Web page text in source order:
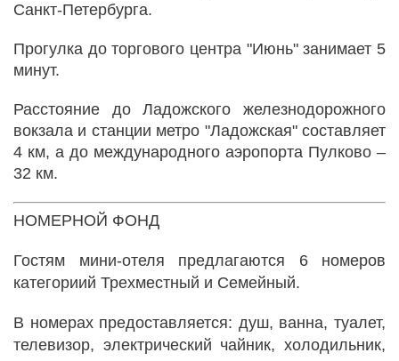
Санкт-Петербурга.
Прогулка до торгового центра "Июнь" занимает 5
минут.
Расстояние до Ладожского железнодорожного
вокзала и станции метро "Ладожская" составляет
4 км, а до международного аэропорта Пулково –
32 км.
НОМЕРНОЙ ФОНД
Гостям мини-отеля предлагаются 6 номеров
категориий Трехместный и Семейный.
В номерах предоставляется: душ, ванна, туалет,
телевизор, электрический чайник, холодильник,